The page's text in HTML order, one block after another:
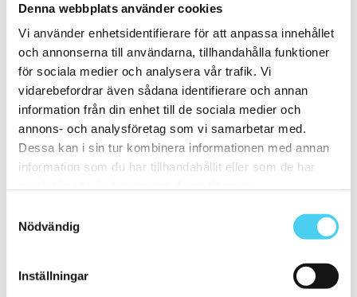
Denna webbplats använder cookies
Vi använder enhetsidentifierare för att anpassa innehållet
och annonserna till användarna, tillhandahålla funktioner
för sociala medier och analysera vår trafik. Vi
vidarebefordrar även sådana identifierare och annan
information från din enhet till de sociala medier och
annons- och analysföretag som vi samarbetar med.
Dessa kan i sin tur kombinera informationen med annan
information som du har tillhandahållit eller som de har
Nödvändig
Inställningar
ca 15x60 cm(1)
15x60 cm
(1)
ca 20x(10)
ca 20x20 cm(6)
20x20 cm(6)
20x5 cm (2)
20x25 cm(1)
20x30 cm(1)
31.8x31.3 cm
Mellan (25 - 50 cm)
(21)
ca 25x(8)
25x12.5 cm(2)